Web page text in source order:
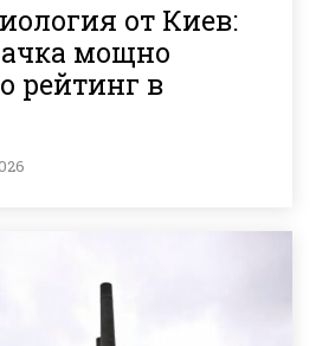
от Киев:
мощно
рейтинг в